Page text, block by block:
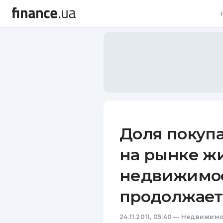
Доля
на рынке
24.11.2011, 05:40 —